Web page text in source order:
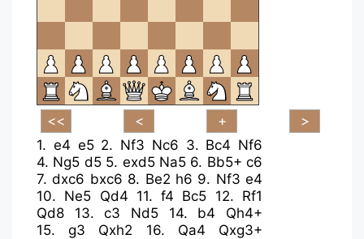
1. e4 e5 2. Nf3 Nc6 3. Bc4 Nf6
4. Ng5 d5 5. exd5 Na5 6. Bb5+ c6
7.dxc6 bxc6 8. Be2 h6 9. Nf3 e4
10. Ne5 Qd4 11.f4 Bc5 12. Rf1
Qd8
13.c3 Nd5 14. b4
Qh4+
15.g3 Qxh2 16. Qa4
Qxg3+